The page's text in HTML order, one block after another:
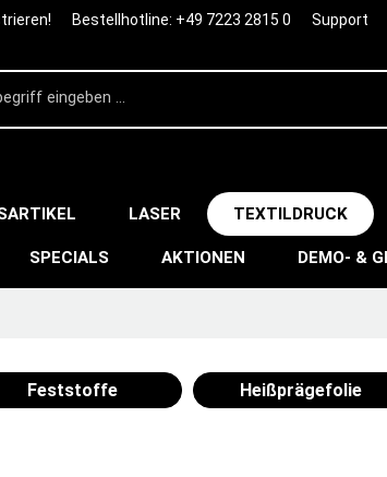
Bestellhotline: +49 7223 2815 0 Support
LASER TEXTILDRUCK
SPECIALS AKTIONEN DEMO- &
Feststoffe Heißprägefolie